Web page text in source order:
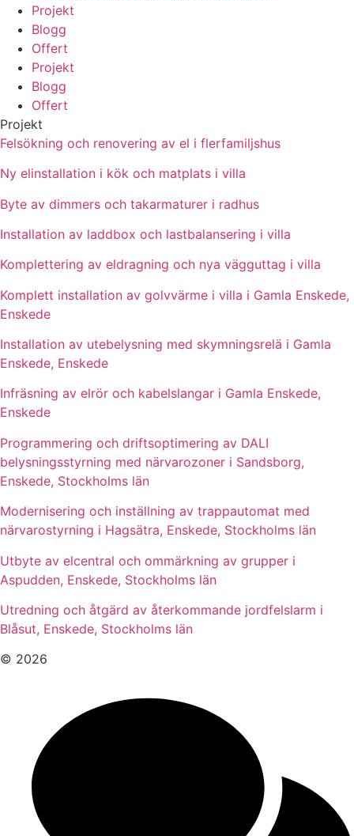
Projekt
Blogg
Offert
Projekt
Blogg
Offert
Projekt
Felsökning och renovering av el i flerfamiljshus
Ny elinstallation i kök och matplats i villa
Byte av dimmers och takarmaturer i radhus
Installation av laddbox och lastbalansering i villa
Komplettering av eldragning och nya vägguttag i villa
Komplett installation av golvvärme i villa i Gamla Enskede,
Enskede
Installation av utebelysning med skymningsrelä i Gamla
Enskede, Enskede
Infräsning av elrör och kabelslangar i Gamla Enskede,
Enskede
Programmering och driftsoptimering av DALI
belysningsstyrning med närvarozoner i Sandsborg,
Enskede, Stockholms län
Modernisering och inställning av trappautomat med
närvarostyrning i Hagsätra, Enskede, Stockholms län
Utbyte av elcentral och ommärkning av grupper i
Aspudden, Enskede, Stockholms län
Utredning och åtgärd av återkommande jordfelslarm i
Blåsut, Enskede, Stockholms län
© 2026